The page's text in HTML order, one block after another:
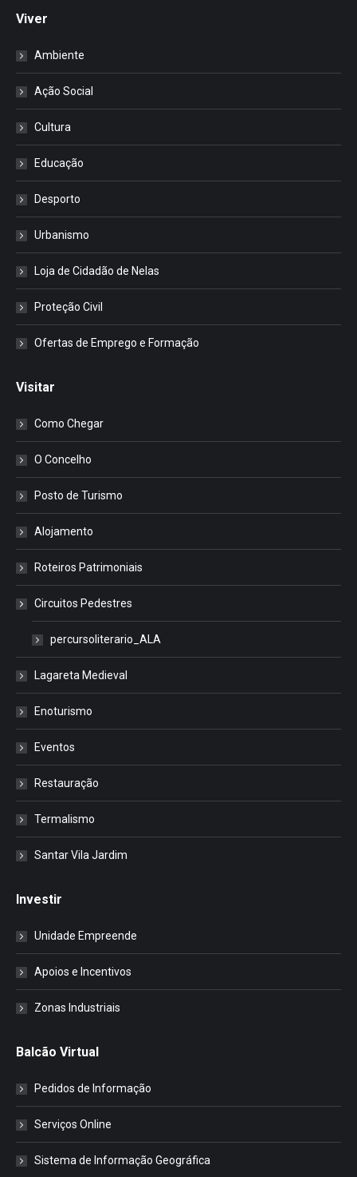
Viver
Ambiente
Ação Social
Cultura
Educação
Desporto
Urbanismo
Loja de Cidadão de Nelas
Proteção Civil
Ofertas de Emprego e Formação
Visitar
Como Chegar
O Concelho
Posto de Turismo
Alojamento
Roteiros Patrimoniais
Circuitos Pedestres
percursoliterario_ALA
Lagareta Medieval
Enoturismo
Eventos
Restauração
Termalismo
Santar Vila Jardim
Investir
Unidade Empreende
Apoios e Incentivos
Zonas Industriais
Balcão Virtual
Pedidos de Informação
Serviços Online
Sistema de Informação Geográfica